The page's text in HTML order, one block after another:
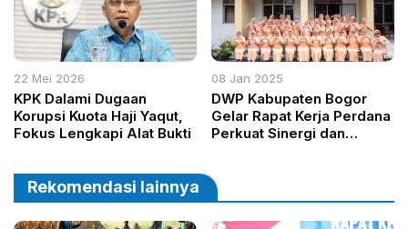
22 Mei 2026
KPK Dalami Dugaan
Korupsi Kuota Haji Yaqut,
Fokus Lengkapi Alat Bukti
08 Jan 2025
DWP Kabupaten Bogor
Gelar Rapat Kerja Perdana
Perkuat Sinergi dan
Rekomendasi lainnya